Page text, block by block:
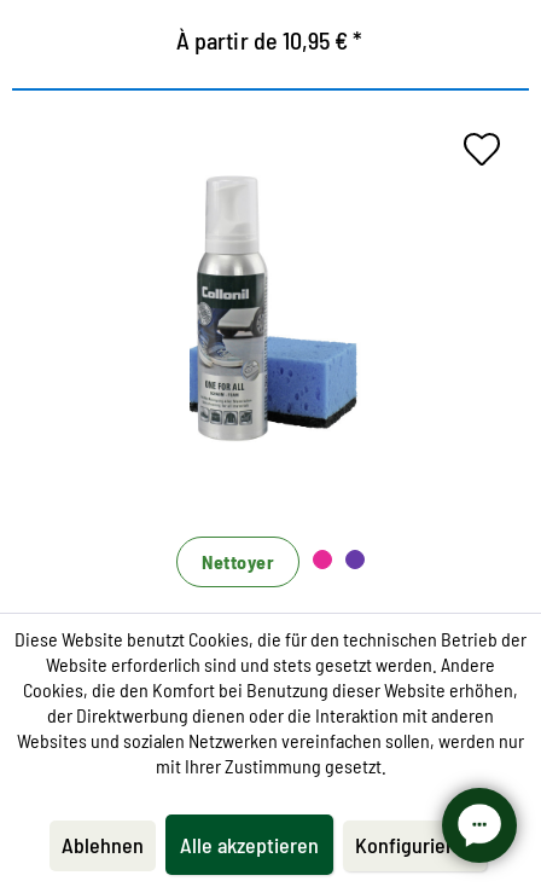
À partir de 10,95 € *
Mousse de nettoyage et de
soirée supplémentaire
Nettoyage rapide, soin fiable et protection efficace
en même temps
Convient à tous les matériaux
Nettoyer
One for All Schaum
À partir de 12,95 € *
Diese Website benutzt Cookies, die für den technischen Betrieb der
Website erforderlich sind und stets gesetzt werden. Andere
Cookies, die den Komfort bei Benutzung dieser Website erhöhen,
der Direktwerbung dienen oder die Interaktion mit anderen
Websites und sozialen Netzwerken vereinfachen sollen, werden nur
mit Ihrer Zustimmung gesetzt.
Ablehnen Alle akzeptieren Konfigurieren